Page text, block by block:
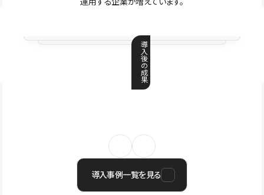
導
入
後
の
成
果
導入事例一覧を見る